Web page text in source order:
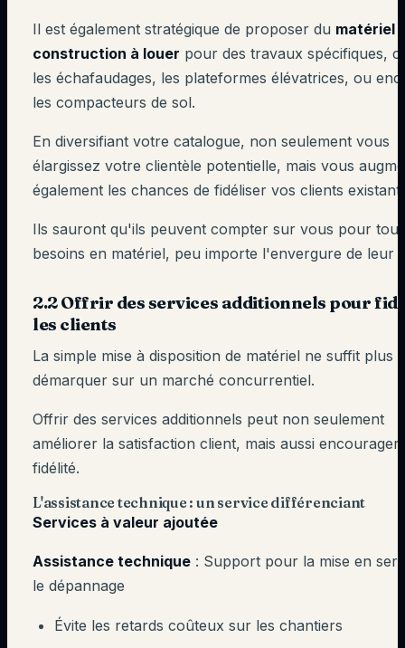
Il est également stratégique de proposer du matériel
construction à louer pour des travaux spécifiques,
les échafaudages, les plateformes élévatrices, ou
les compacteurs de sol.
En diversifiant votre catalogue, non seulement vous
élargissez votre clientèle potentielle, mais vous
également les chances de fidéliser vos clients
Ils sauront qu'ils peuvent compter sur vous pour
besoins en matériel, peu importe l'envergure de leur
2.2 Offrir des services additionnels pour
les clients
La simple mise à disposition de matériel ne suffit plus
démarquer sur un marché concurrentiel.
Offrir des services additionnels peut non seulement
améliorer la satisfaction client, mais aussi encourager
fidélité.
L'assistance technique : un service différenciant
Services à valeur ajoutée
Assistance technique : Support pour la mise en
le dépannage
Évite les retards coûteux sur les chantiers